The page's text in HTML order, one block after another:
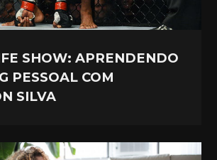
SHOW: APRENDENDO
PESSOAL COM
SILVA